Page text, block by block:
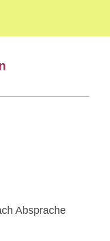
Absprache